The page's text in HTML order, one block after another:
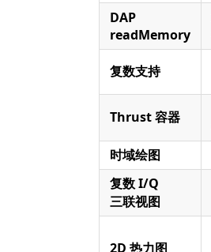
DAP
readMemory
复数支持
Thrust 容器
时域绘图
复数 I/Q
三联视图
2D 热力图